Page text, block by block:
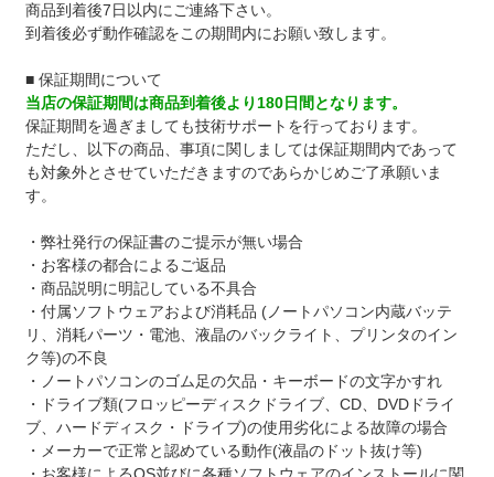
商品到着後7日以内にご連絡下さい。
到着後必ず動作確認をこの期間内にお願い致します。
■ 保証期間について
当店の保証期間は商品到着後より180日間となります。
保証期間を過ぎましても技術サポートを行っております。
ただし、以下の商品、事項に関しましては保証期間内であって
も対象外とさせていただきますのであらかじめご了承願いま
す。
・弊社発行の保証書のご提示が無い場合
・お客様の都合によるご返品
・商品説明に明記している不具合
・付属ソフトウェアおよび消耗品 (ノートパソコン内蔵バッテ
リ、消耗パーツ・電池、液晶のバックライト、プリンタのイン
ク等)の不良
・ノートパソコンのゴム足の欠品・キーボードの文字かすれ
・ドライブ類(フロッピーディスクドライブ、CD、DVDドライ
ブ、ハードディスク・ドライブ)の使用劣化による故障の場合
・メーカーで正常と認めている動作(液晶のドット抜け等)